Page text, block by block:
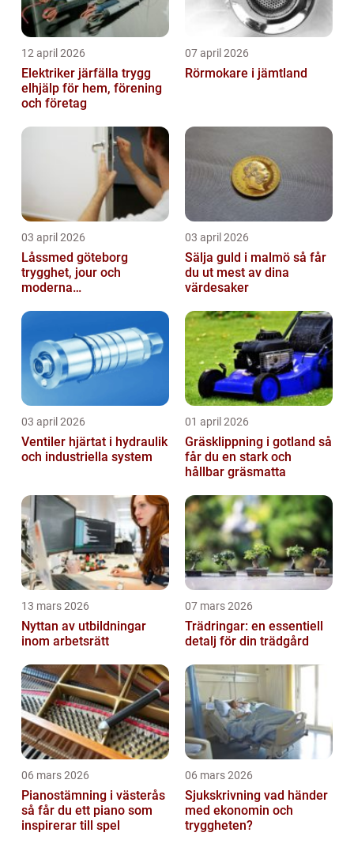
12 april 2026
Elektriker järfälla trygg
elhjälp för hem, förening
och företag
07 april 2026
Rörmokare i jämtland
03 april 2026
Låssmed göteborg
trygghet, jour och
moderna
03 april 2026
Sälja guld i malmö så får
du ut mest av dina
värdesaker
03 april 2026
Ventiler hjärtat i hydraulik
och industriella system
01 april 2026
Gräsklippning i gotland så
får du en stark och
hållbar gräsmatta
13 mars 2026
Nyttan av utbildningar
inom arbetsrätt
07 mars 2026
Trädringar: en essentiell
detalj för din trädgård
06 mars 2026
Pianostämning i västerås
så får du ett piano som
inspirerar till spel
06 mars 2026
Sjukskrivning vad händer
med ekonomin och
tryggheten?